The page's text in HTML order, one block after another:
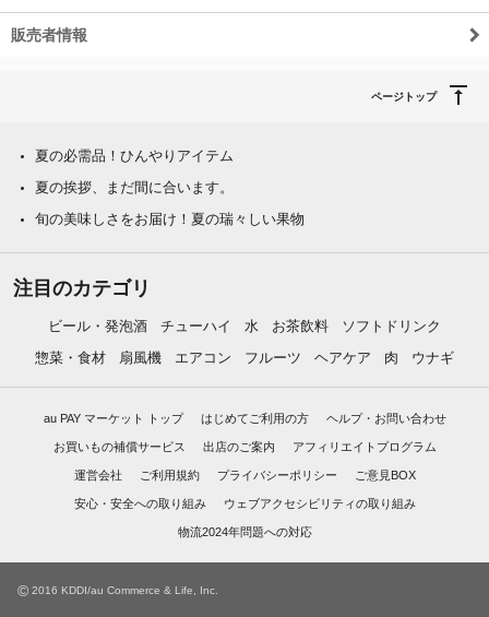
販売者情報
ページトップ
夏の必需品！ひんやりアイテム
夏の挨拶、まだ間に合います。
旬の美味しさをお届け！夏の瑞々しい果物
注目のカテゴリ
ビール・発泡酒 チューハイ 水 お茶飲料
ソフトドリンク
惣菜・食材
扇風機 エアコン フルーツ ヘアケア 肉 ウナギ
au PAY マーケット トップ はじめてご利用の方 ヘルプ・お問い合わせ
お買いもの補償サービス 出店のご案内 アフィリエイトプログラム
運営会社 ご利用規約 プライバシーポリシー ご意見BOX
安心・安全への取り組み ウェブアクセシビリティの取り組み
物流2024年問題への対応
© 2016 KDDI/au Commerce & Life, Inc.